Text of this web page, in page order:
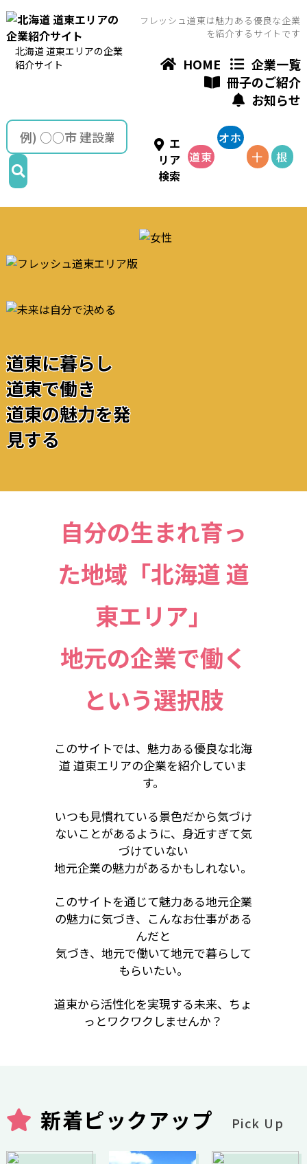
北海道 道東エリアの企業
紹介サイト
フレッシュ道東は魅力ある優良な企業
を紹介するサイトです
HOME
企業一覧
冊子のご紹介
お知らせ
エ
リア
検索
道東
オホ
十
根
道東に暮らし
道東で働き
道東の魅力を発
見する
自分の生まれ育っ
た地域「北海道 道
東エリア」
地元の企業で働く
という選択肢
このサイトでは、魅力ある優良な北海
道 道東エリアの企業を紹介していま
す。
いつも見慣れている景色だから気づけ
ないことがあるように、身近すぎて気
づけていない
地元企業の魅力があるかもしれない。
このサイトを通じて魅力ある地元企業
の魅力に気づき、こんなお仕事がある
んだと
気づき、地元で働いて地元で暮らして
もらいたい。
道東から活性化を実現する未来、ちょ
っとワクワクしませんか？
新着ピックアップ Pick Up